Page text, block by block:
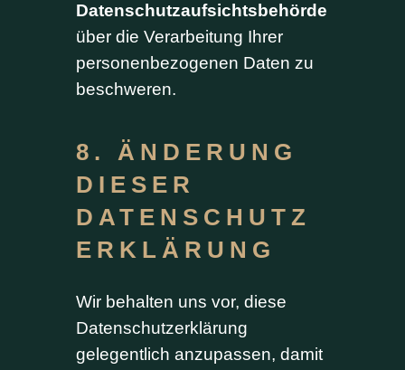
Datenschutzaufsichtsbehörde
über die Verarbeitung Ihrer
personenbezogenen Daten zu
beschweren.
8. ÄNDERUNG
DIESER
DATENSCHUTZ
ERKLÄRUNG
Wir behalten uns vor, diese
Datenschutzerklärung
gelegentlich anzupassen, damit